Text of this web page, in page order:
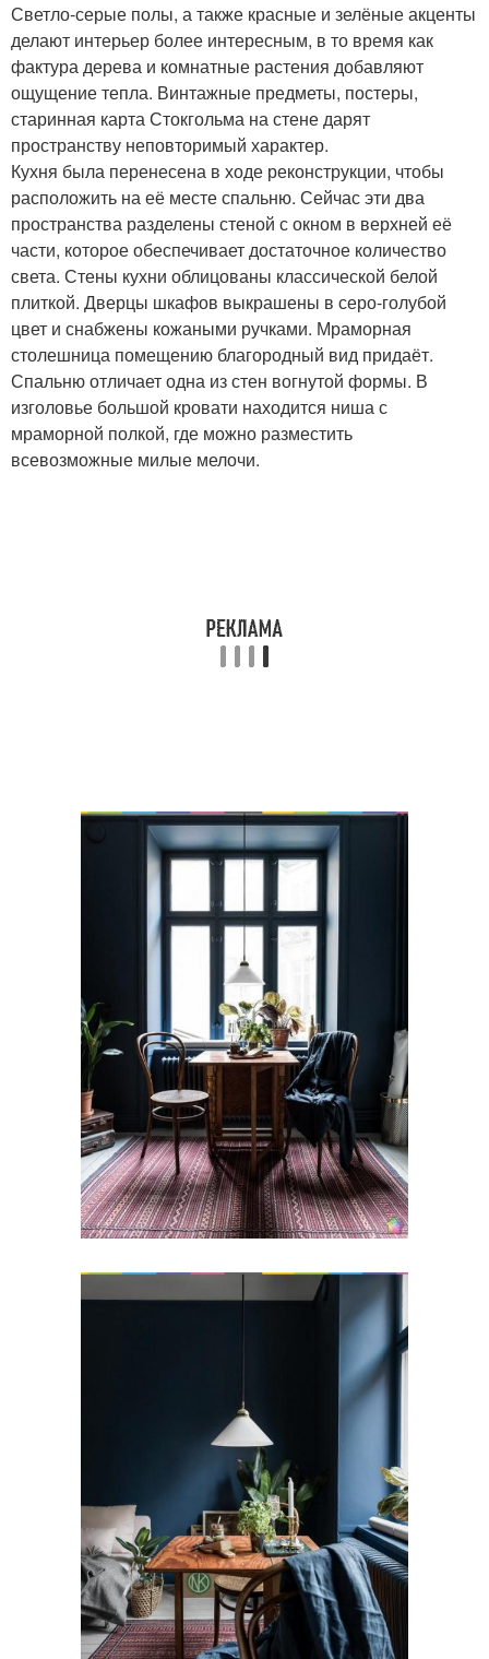
Светло-серые полы, а также красные и зелёные акценты
делают интерьер более интересным, в то время как
фактура дерева и комнатные растения добавляют
ощущение тепла. Винтажные предметы, постеры,
старинная карта Стокгольма на стене дарят
пространству неповторимый характер.
Кухня была перенесена в ходе реконструкции, чтобы
расположить на её месте спальню. Сейчас эти два
пространства разделены стеной с окном в верхней её
части, которое обеспечивает достаточное количество
света. Стены кухни облицованы классической белой
плиткой. Дверцы шкафов выкрашены в серо-голубой
цвет и снабжены кожаными ручками. Мраморная
столешница помещению благородный вид придаёт.
Спальню отличает одна из стен вогнутой формы. В
изголовье большой кровати находится ниша с
мраморной полкой, где можно разместить
всевозможные милые мелочи.